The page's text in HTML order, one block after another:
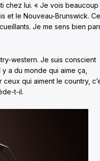
chez lui. « Je vois beaucoup
et le Nouveau-Brunswick. Ce
Je me sens bien
western. Je suis conscient
a du monde qui aime ça,
ceux qui aiment le country,
t-il.